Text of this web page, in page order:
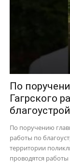
По
Гагрского
По поручению
работы по
территории
проводятся работы